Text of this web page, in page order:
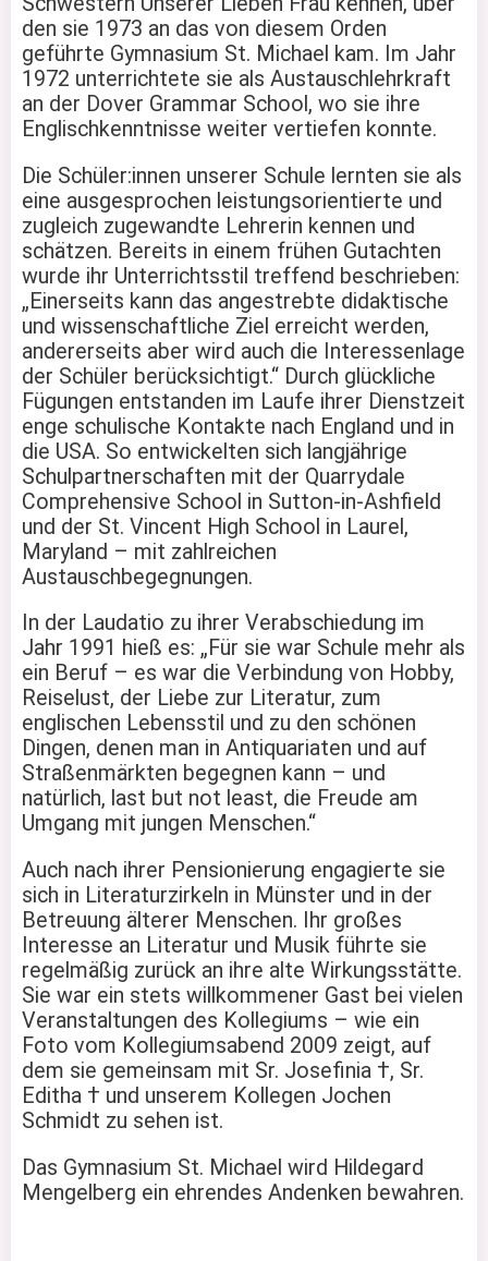
den sie 1973 an das von diesem Orden
geführte Gymnasium St. Michael kam. Im Jahr
1972 unterrichtete sie als Austauschlehrkraft
an der Dover Grammar School, wo sie ihre
Englischkenntnisse weiter vertiefen konnte.
Die Schüler:innen unserer Schule lernten sie als
eine ausgesprochen leistungsorientierte und
zugleich zugewandte Lehrerin kennen und
schätzen. Bereits in einem frühen Gutachten
wurde ihr Unterrichtsstil treffend beschrieben:
„Einerseits kann das angestrebte didaktische
und wissenschaftliche Ziel erreicht werden,
andererseits aber wird auch die Interessenlage
der Schüler berücksichtigt.“ Durch glückliche
Fügungen entstanden im Laufe ihrer Dienstzeit
enge schulische Kontakte nach England und in
die USA. So entwickelten sich langjährige
Schulpartnerschaften mit der Quarrydale
Comprehensive School in Sutton-in-Ashfield
und der St. Vincent High School in Laurel,
Maryland – mit zahlreichen
Austauschbegegnungen.
In der Laudatio zu ihrer Verabschiedung im
Jahr 1991 hieß es: „Für sie war Schule mehr als
ein Beruf – es war die Verbindung von Hobby,
Reiselust, der Liebe zur Literatur, zum
englischen Lebensstil und zu den schönen
Dingen, denen man in Antiquariaten und auf
Straßenmärkten begegnen kann – und
natürlich, last but not least, die Freude am
Umgang mit jungen Menschen.“
Auch nach ihrer Pensionierung engagierte sie
sich in Literaturzirkeln in Münster und in der
Betreuung älterer Menschen. Ihr großes
Interesse an Literatur und Musik führte sie
regelmäßig zurück an ihre alte Wirkungsstätte.
Sie war ein stets willkommener Gast bei vielen
Veranstaltungen des Kollegiums – wie ein
Foto vom Kollegiumsabend 2009 zeigt, auf
dem sie gemeinsam mit Sr. Josefinia †, Sr.
Editha † und unserem Kollegen Jochen
Schmidt zu sehen ist.
Das Gymnasium St. Michael wird Hildegard
Mengelberg ein ehrendes Andenken bewahren.